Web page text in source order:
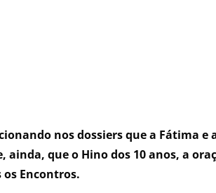
nos dossiers que a Fátima e
que o Hino dos 10 anos, a
Encontros.